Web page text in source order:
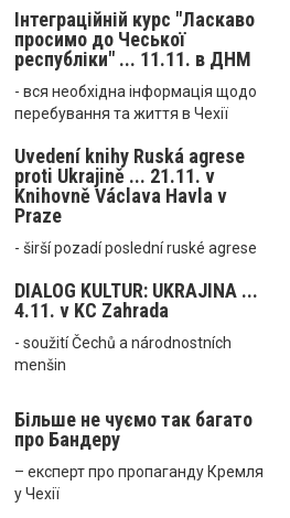
Інтеграційній курс "Ласкаво
просимо до Чеської
республіки" ... 11.11. в ДНМ
- вся необхідна інформація щодо
перебування та життя в Чехії
Uvedení knihy Ruská agrese
proti Ukrajině ... 21.11. v
Knihovně Václava Havla v
Praze
- širší pozadí poslední ruské agrese
DIALOG KULTUR: UKRAJINA ...
4.11. v KC Zahrada
- soužití Čechů a národnostních
menšin
Більше не чуємо так багато
про Бандеру
– експерт про пропаганду Кремля
у Чехії